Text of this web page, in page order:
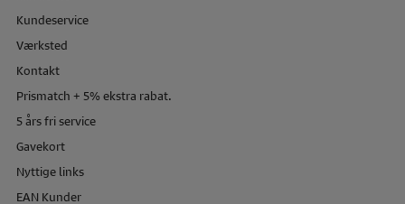
Kundeservice
Værksted
Kontakt
Prismatch + 5% ekstra rabat.
5 års fri service
Gavekort
Nyttige links
EAN Kunder